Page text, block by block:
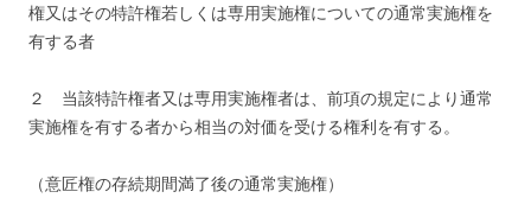
権又はその特許権若しくは専用実施権についての通常実施権を
有する者
２ 当該特許権者又は専用実施権者は、前項の規定により通常
実施権を有する者から相当の対価を受ける権利を有する。
（意匠権の存続期間満了後の通常実施権）